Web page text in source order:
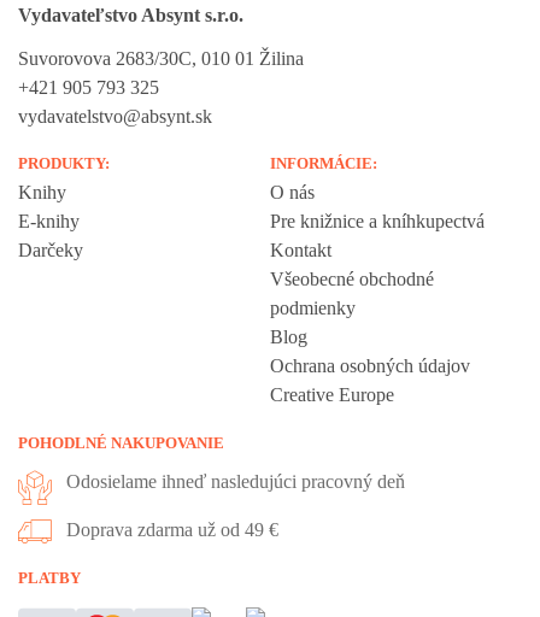
Vydavateľstvo Absynt s.r.o.
Suvorovova 2683/30C, 010 01 Žilina
+421 905 793 325
vydavatelstvo@absynt.sk
PRODUKTY:
Knihy
E-knihy
Darčeky
INFORMÁCIE:
O nás
Pre knižnice a kníhkupectvá
Kontakt
Všeobecné obchodné
podmienky
Blog
Ochrana osobných údajov
Creative Europe
POHODLNÉ NAKUPOVANIE
Odosielame ihneď nasledujúci pracovný deň
Doprava zdarma už od 49 €
PLATBY
Vážime si vaše súkromie